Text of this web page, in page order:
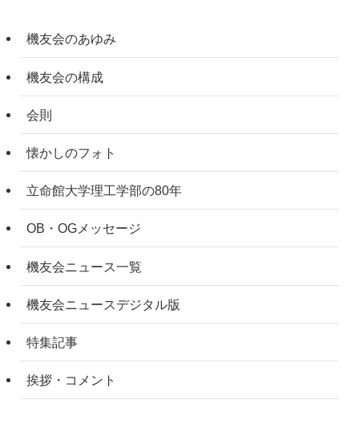
機友会のあゆみ
機友会の構成
会則
懐かしのフォト
立命館大学理工学部の80年
OB・OGメッセージ
機友会ニュース一覧
機友会ニュースデジタル版
特集記事
挨拶・コメント